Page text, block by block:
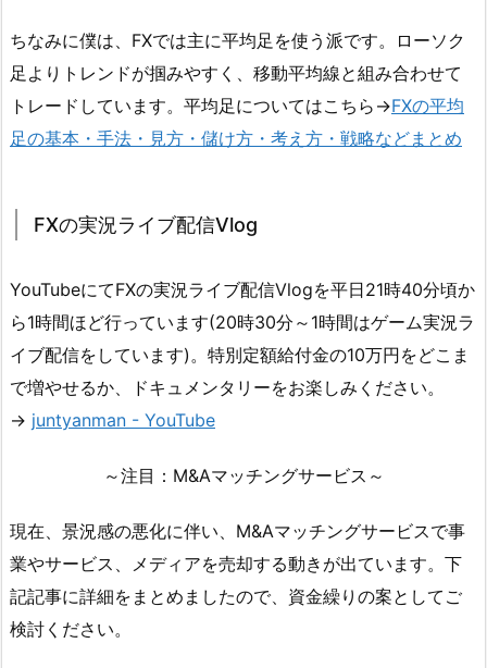
ちなみに僕は、FXでは主に平均足を使う派です。ローソク
足よりトレンドが掴みやすく、移動平均線と組み合わせて
トレードしています。平均足についてはこちら→FXの平均
足の基本・手法・見方・儲け方・考え方・戦略などまとめ
FXの実況ライブ配信Vlog
YouTubeにてFXの実況ライブ配信Vlogを平日21時40分頃か
ら1時間ほど行っています(20時30分～1時間はゲーム実況ラ
イブ配信をしています)。特別定額給付金の10万円をどこま
で増やせるか、ドキュメンタリーをお楽しみください。
→ juntyanman - YouTube
～注目：M&Aマッチングサービス～
現在、景況感の悪化に伴い、M&Aマッチングサービスで事
業やサービス、メディアを売却する動きが出ています。下
記記事に詳細をまとめましたので、資金繰りの案としてご
検討ください。